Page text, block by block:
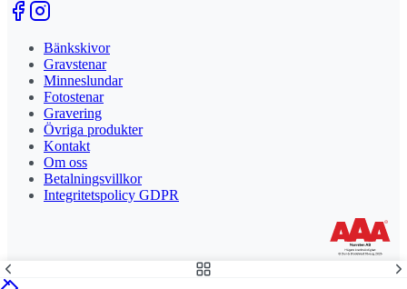
Bänkskivor
Gravstenar
Minneslundar
Fotostenar
Gravering
Övriga produkter
Kontakt
Om oss
Betalningsvillkor
Integritetspolicy GDPR
Stolt leverantör och delägare till Steny AB